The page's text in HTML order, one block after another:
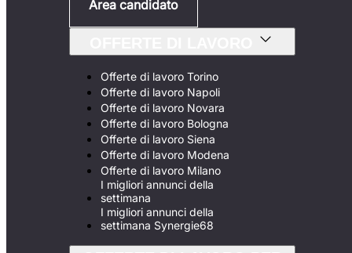
Area candidato
Offerte di lavoro Torino
Offerte di lavoro Napoli
Offerte di lavoro Novara
Offerte di lavoro Bologna
Offerte di lavoro Siena
Offerte di lavoro Modena
Offerte di lavoro Milano
I migliori annunci della
settimana
I migliori annunci della
settimana Synergie68